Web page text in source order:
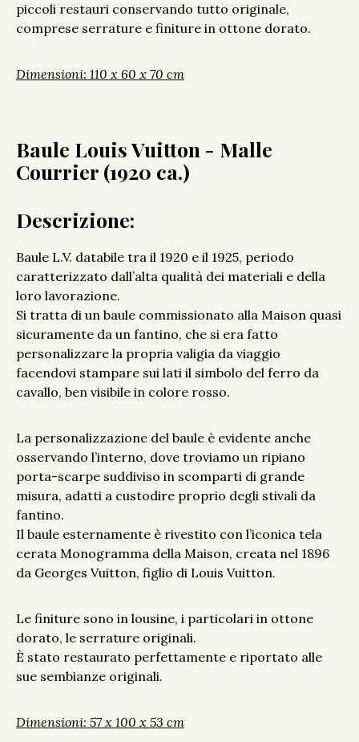
piccoli restauri conservando tutto originale,
comprese serrature e finiture in ottone dorato.
Dimensioni: 110 x 60 x 70 cm
Baule Louis Vuitton - Malle
Courrier (1920 ca.)
Descrizione:
Baule L.V. databile tra il 1920 e il 1925, periodo
caratterizzato dall’alta qualità dei materiali e della
loro lavorazione.
Si tratta di un baule commissionato alla Maison quasi
sicuramente da un fantino, che si era fatto
personalizzare la propria valigia da viaggio
facendovi stampare sui lati il simbolo del ferro da
cavallo, ben visibile in colore rosso.
La personalizzazione del baule è evidente anche
osservando l’interno, dove troviamo un ripiano
porta-scarpe suddiviso in scomparti di grande
misura, adatti a custodire proprio degli stivali da
fantino.
Il baule esternamente è rivestito con l’iconica tela
cerata Monogramma della Maison, creata nel 1896
da Georges Vuitton, figlio di Louis Vuitton.
Le finiture sono in lousine, i particolari in ottone
dorato, le serrature originali.
È stato restaurato perfettamente e riportato alle
sue sembianze originali.
Dimensioni: 57 x 100 x 53 cm